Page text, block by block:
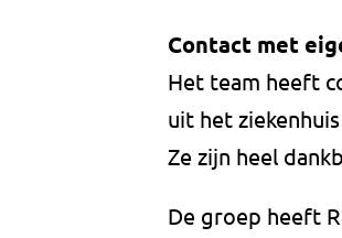
Contact met
Het team heeft
uit het
Ze zijn heel
De groep heeft